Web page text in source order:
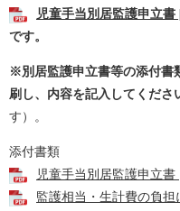
児童手当別居監護申立
です。
※別居監護申立書等の添付書
刷し、内容を記入してくださ
す）。
添付書類
児童手当別居監護申立
監護相当・生計費の負担